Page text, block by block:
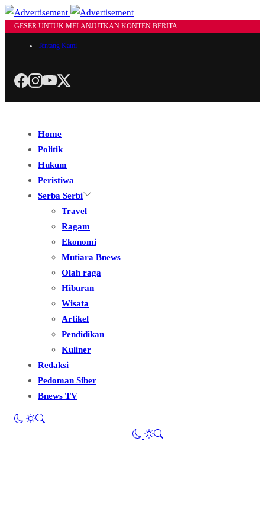
GESER UNTUK MELANJUTKAN KONTEN BERITA
Tentang Kami
Home
Politik
Hukum
Peristiwa
Serba Serbi
Travel
Ragam
Ekonomi
Mutiara Bnews
Olah raga
Hiburan
Wisata
Artikel
Pendidikan
Kuliner
Redaksi
Pedoman Siber
Bnews TV